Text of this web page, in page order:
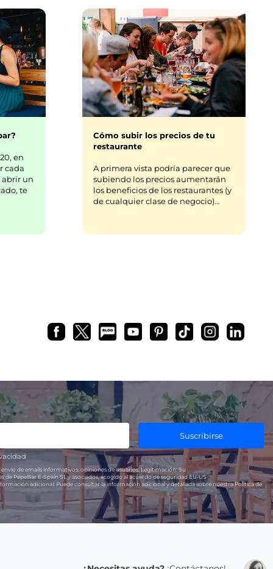
en
cada
abrir un
te
Cómo subir los precios de tu
restaurante
A primera vista podría parecer que
subiendo los precios aumentarán
los beneficios de los restaurantes (y
de cualquier clase de negocio)…
Suscribirse
de emails informativos, opiniones de usuarios. Legitimación: Su
de PepeBar E-Spain SL y asociados, acogido al acuerdo de seguridad EU-US
adicional:Puede consultar la información adicional y detallada sobre nuestra Política de